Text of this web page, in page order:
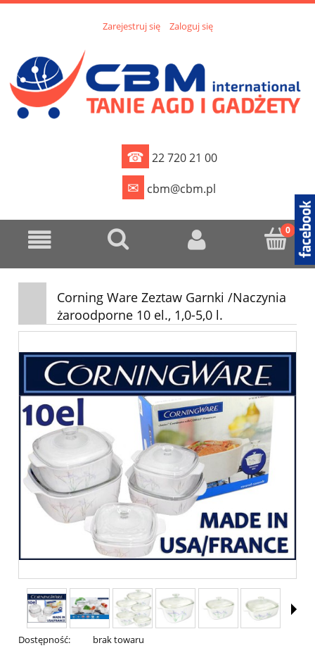
Zarejestruj się Zaloguj się
☎ 22 720 21 00
✉ cbm@cbm.pl
Corning Ware Zeztaw Garnki /Naczynia
żaroodporne 10 el., 1,0-5,0 l.
Dostępność: brak towaru